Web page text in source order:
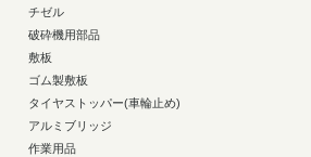
チゼル
破砕機用部品
敷板
ゴム製敷板
タイヤストッパー(車輪止め)
アルミブリッジ
作業用品